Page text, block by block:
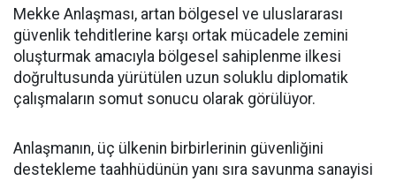
Mekke Anlaşması, artan bölgesel ve uluslararası
güvenlik tehditlerine karşı ortak mücadele zemini
oluşturmak amacıyla bölgesel sahiplenme ilkesi
doğrultusunda yürütülen uzun soluklu diplomatik
çalışmaların somut sonucu olarak görülüyor.
Anlaşmanın, üç ülkenin birbirlerinin güvenliğini
destekleme taahhüdünün yanı sıra savunma sanayisi